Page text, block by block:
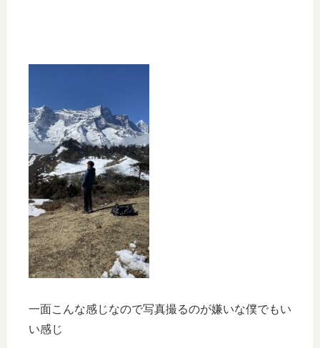
一面こんな感じなので写真撮るのが嫌いな僕でもい
い感じ